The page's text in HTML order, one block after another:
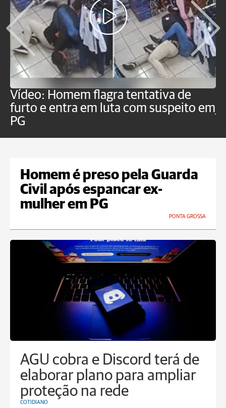
Vídeo: Homem flagra tentativa de
furto e entra em luta com suspeito em
PG
Homem é preso pela Guarda
Civil após espancar ex-
mulher em PG
PONTA GROSSA
AGU cobra e Discord terá de
elaborar plano para ampliar
proteção na rede
COTIDIANO